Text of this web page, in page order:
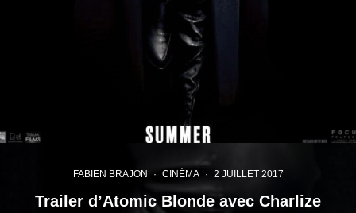
FABIEN BRAJON · CINÉMA · 2 JUILLET 2017
Trailer d’Atomic Blonde avec Charlize